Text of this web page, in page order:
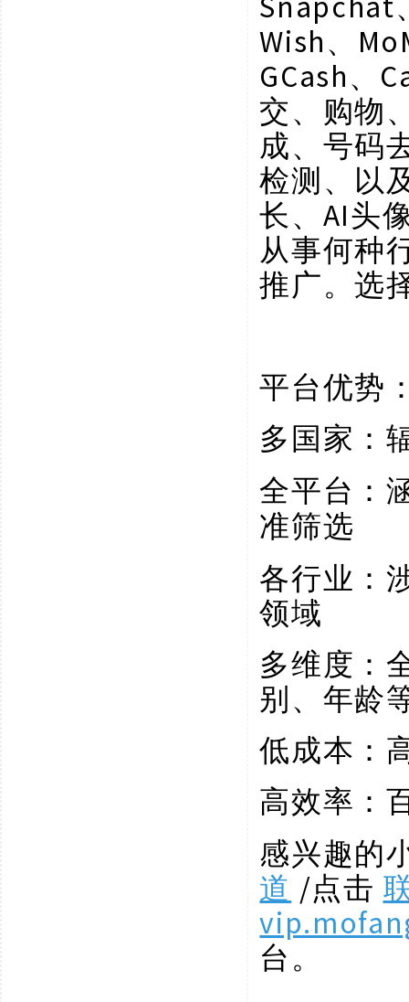
Wish、
GCash、
交、购物
成、号码
检测、以
长、AI头
从事何种
推广。选
平台优势
多国家：
全平台：
准筛选
各行业：
领域
多维度：
别、年龄
低成本：
高效率：
感兴趣的
道 /点击
台。